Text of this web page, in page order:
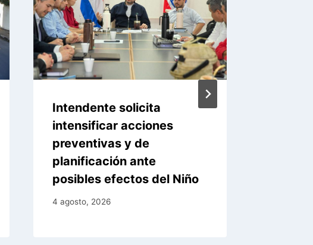
Intendente solicita
intensificar acciones
preventivas y de
planificación ante
posibles efectos del Niño
4 agosto, 2026